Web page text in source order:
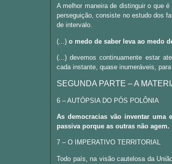
A melhor maneira de distinguir o que
perseguição, consiste no estudo dos
de intervalo.
(...) o medo de saber leva ao medo
(...) devemos continuamente estar
cada instante, quase inumeráveis,
SEGUNDA PARTE – A
6 – AUTÓPSIA DO PÓS POLÔNIA
As democracias vão inventar uma
passiva porque as outras não agem.
7 – O IMPERATIVO TERRITORIAL
Todo país, na visão cautelosa da